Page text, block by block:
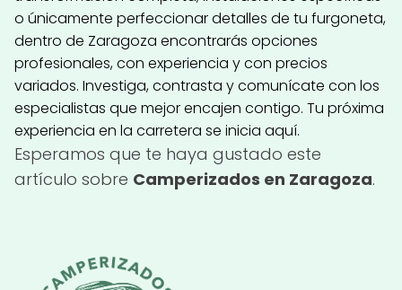
o únicamente perfeccionar detalles de tu furgoneta,
dentro de Zaragoza encontrarás opciones
profesionales, con experiencia y con precios
variados. Investiga, contrasta y comunícate con los
especialistas que mejor encajen contigo. Tu próxima
experiencia en la carretera se inicia aquí.
Esperamos que te haya gustado este
artículo sobre Camperizados en Zaragoza.